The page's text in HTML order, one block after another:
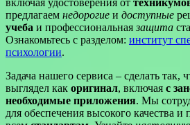
предлагаем недорогие и доступные
учеба и профессиональная защита
Ознакомьтесь с разделом: институт
психологии.
Задача нашего сервиса – сделать
выглядел как оригинал, включая с
необходимые приложения. Мы
для обеспечения высокого качества и